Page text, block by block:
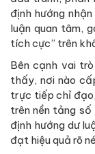
định hướng
luận quan tâm,
tích cực” trên
Bên cạnh vai
thấy, nơi nào
trực tiếp chỉ
trên nền tảng
định hướng dư
đạt hiệu quả rõ